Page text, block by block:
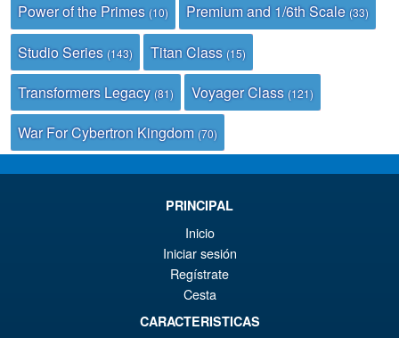
Power of the Primes (10) Premium and 1/6th Scale(33)
Studio Series (143) Titan Class(15)
Transformers Legacy (81) Voyager Class(121)
War For Cybertron Kingdom (70)
PRINCIPAL
Inicio
Iniciar sesión
Regístrate
Cesta
CARACTERISTICAS